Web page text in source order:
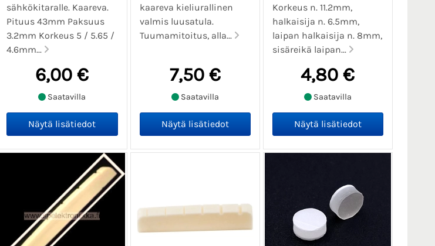
sähkökitaralle. Kaareva.
Pituus 43mm Paksuus
3.2mm Korkeus 5 / 5.65 /
4.6mm...
6,00 €
Saatavilla
kaareva kieliurallinen
valmis luusatula.
Tuumamitoitus, alla...
7,50 €
Saatavilla
Korkeus n. 11.2mm,
halkaisija n. 6.5mm,
laipan halkaisija n. 8mm,
sisäreikä laipan...
4,80 €
Saatavilla